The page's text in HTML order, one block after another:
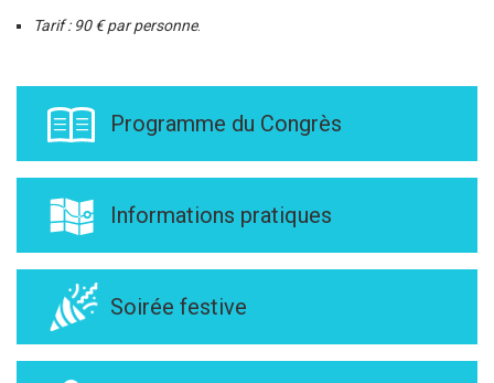
Tarif : 90 € par personne.
Programme du Congrès
Informations pratiques
Soirée festive